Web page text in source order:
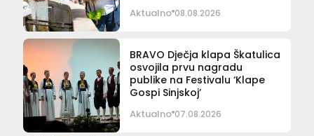
Aktualno 08.08.2026
BRAVO Dječja klapa Škatulica
osvojila prvu nagradu
publike na Festivalu ‘Klape
Gospi Sinjskoj’
Aktualno 07.08.2026